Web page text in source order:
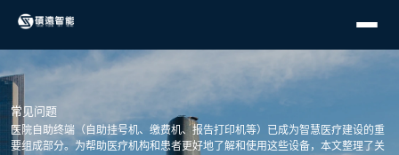
常见问题
医院自助终端（自助挂号机、缴费机、报告打印机等）已成为智慧医疗建设的重
要组成部分。为帮助医疗机构和患者更好地了解和使用这些设备，本文整理了关